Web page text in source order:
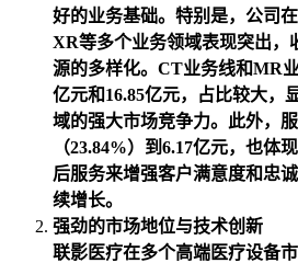
好的业务基础。特别是，公司
XR等多个业务领域表现突出，
源的多样化。CT业务线和MR
亿元和16.85亿元，占比较大，
域的强大市场竞争力。此外，
（23.84%）到6.17亿元，也体
后服务来增强客户满意度和忠
续增长。
强劲的市场地位与技术创新
联影医疗在多个高端医疗设备